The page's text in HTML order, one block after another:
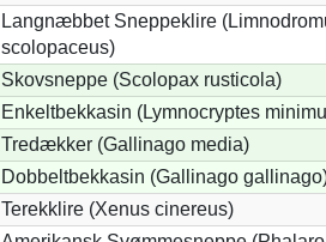
Langnæbbet Sneppeklire
scolopaceus)
Skovsneppe (Scolopax rusticola)
Enkeltbekkasin (Lymnocryptes
Tredækker (Gallinago media)
Dobbeltbekkasin (Gallinago
Terekklire (Xenus cinereus)